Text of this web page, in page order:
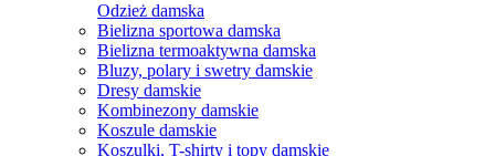
Odzież damska
Bielizna sportowa damska
Bielizna termoaktywna damska
Bluzy, polary i swetry damskie
Dresy damskie
Kombinezony damskie
Koszule damskie
Koszulki, T-shirty i topy damskie